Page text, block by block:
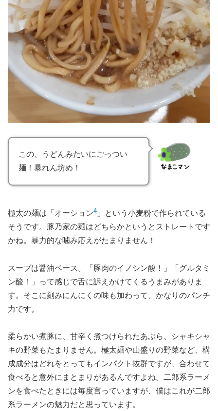
この、うどんみたいにごっつい
麺！暴れん坊め！
極太の麺は「オーション4 」という小麦粉で作られている
そうです。豚乃家の麺はどちらかというとストレートです
かね。暴力的な噛み応えがたまりません！
スープは醤油ベース。「豚肉のイノシン酸！」「グルタミ
ン酸！」って感じで舌に訴えかけてくるうまみがありま
す。そこに刻みにんにくの味も加わって、かなりのパンチ
力です。
柔らかい煮豚に、甘辛く煮つけられたあぶら、シャキシャ
キの野菜もたまりません。極太麺や山盛りの野菜など、構
成成分はどれをとってもインパクト抜群ですが、合わせて
食べると意外にまとまりがあるんですよね。二郎系ラーメ
ンを食べたときには毎度言っていますが、僕はこれが二郎
系ラーメンの魅力だと思っています。